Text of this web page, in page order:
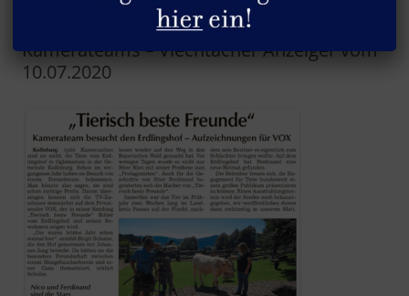
Bericht über den Besuch des VOX-
Kamerateams – Viechtacher Anzeiger vom
10.07.2020